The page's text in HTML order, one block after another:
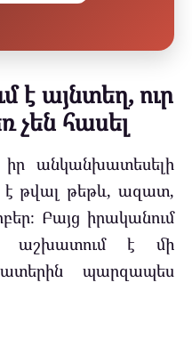
է այնտեղ, ուր
չեն հասել
անկանխատեսելի
է թվալ թեթև, ազատ,
Բայց իրականում
աշխատում է մի
պարզապես